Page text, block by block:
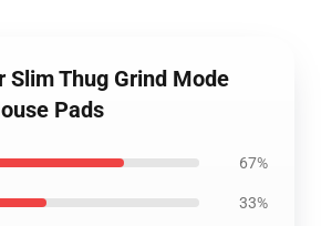
Slim Thug Grind Mode
Pads
67%
33%